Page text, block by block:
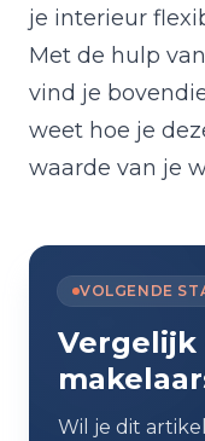
je interieur
Met de hulp van
vind je
weet hoe je
waarde van je
VOLGENDE
Vergelijk
Wil je dit